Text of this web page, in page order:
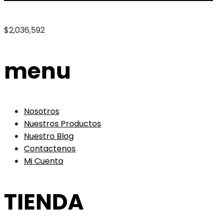
$2,036,592
menu
Nosotros
Nuestros Productos
Nuestro Blog
Contactenos
Mi Cuenta
TIENDA